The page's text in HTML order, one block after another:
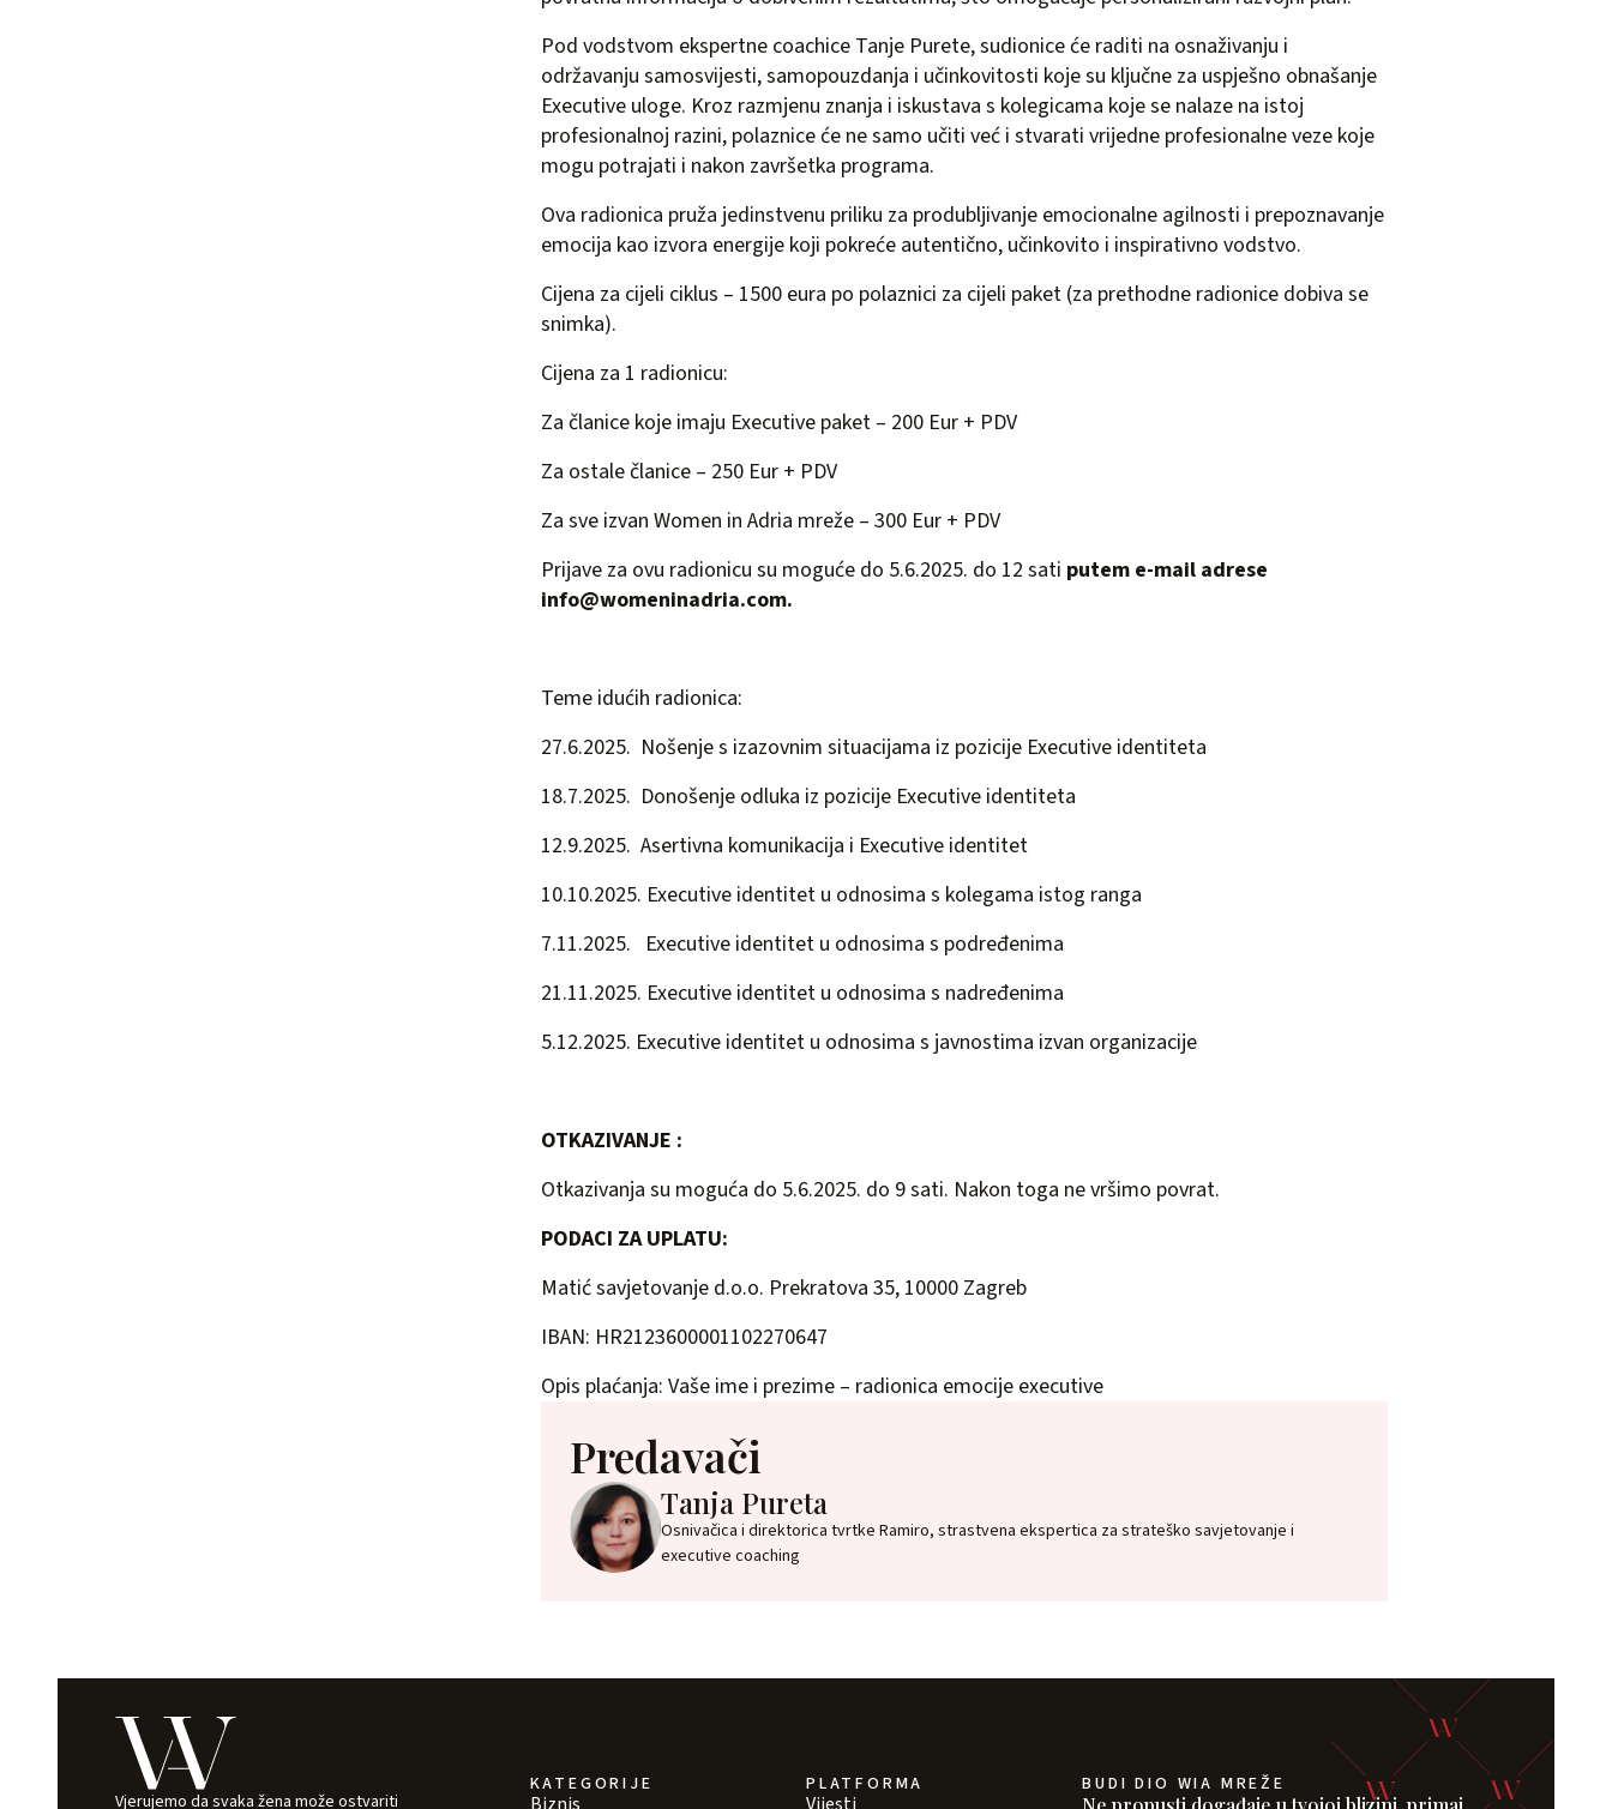
Pod vodstvom ekspertne coachice Tanje Purete, sudionice će raditi na osnaživanju i
održavanju samosvijesti, samopouzdanja i učinkovitosti koje su ključne za uspješno obnašanje
Executive uloge. Kroz razmjenu znanja i iskustava s kolegicama koje se nalaze na istoj
profesionalnoj razini, polaznice će ne samo učiti već i stvarati vrijedne profesionalne veze koje
mogu potrajati i nakon završetka programa.
Ova radionica pruža jedinstvenu priliku za produbljivanje emocionalne agilnosti i prepoznavanje
emocija kao izvora energije koji pokreće autentično, učinkovito i inspirativno vodstvo.
Cijena za cijeli ciklus – 1500 eura po polaznici za cijeli paket (za prethodne radionice dobiva se
snimka).
Cijena za 1 radionicu:
Za članice koje imaju Executive paket – 200 Eur + PDV
Za ostale članice – 250 Eur + PDV
Za sve izvan Women in Adria mreže – 300 Eur + PDV
Prijave za ovu radionicu su moguće do 5.6.2025. do 12 sati putem e-mail adrese
info@womeninadria.com.
Teme idućih radionica:
27.6.2025. Nošenje s izazovnim situacijama iz pozicije Executive identiteta
18.7.2025. Donošenje odluka iz pozicije Executive identiteta
12.9.2025. Asertivna komunikacija i Executive identitet
10.10.2025. Executive identitet u odnosima s kolegama istog ranga
7.11.2025. Executive identitet u odnosima s podređenima
21.11.2025. Executive identitet u odnosima s nadređenima
5.12.2025. Executive identitet u odnosima s javnostima izvan organizacije
OTKAZIVANJE :
Otkazivanja su moguća do 5.6.2025. do 9 sati. Nakon toga ne vršimo povrat.
PODACI ZA UPLATU:
Matić savjetovanje d.o.o. Prekratova 35, 10000 Zagreb
IBAN: HR2123600001102270647
Opis plaćanja: Vaše ime i prezime – radionica emocije executive
Predavači
Tanja Pureta
Osnivačica i direktorica tvrtke Ramiro, strastvena ekspertica za strateško savjetovanje i
executive coaching
Vjerujemo da svaka žena može ostvariti
KATEGORIJE PLATFORMA BUDI DIO WIA MREŽE